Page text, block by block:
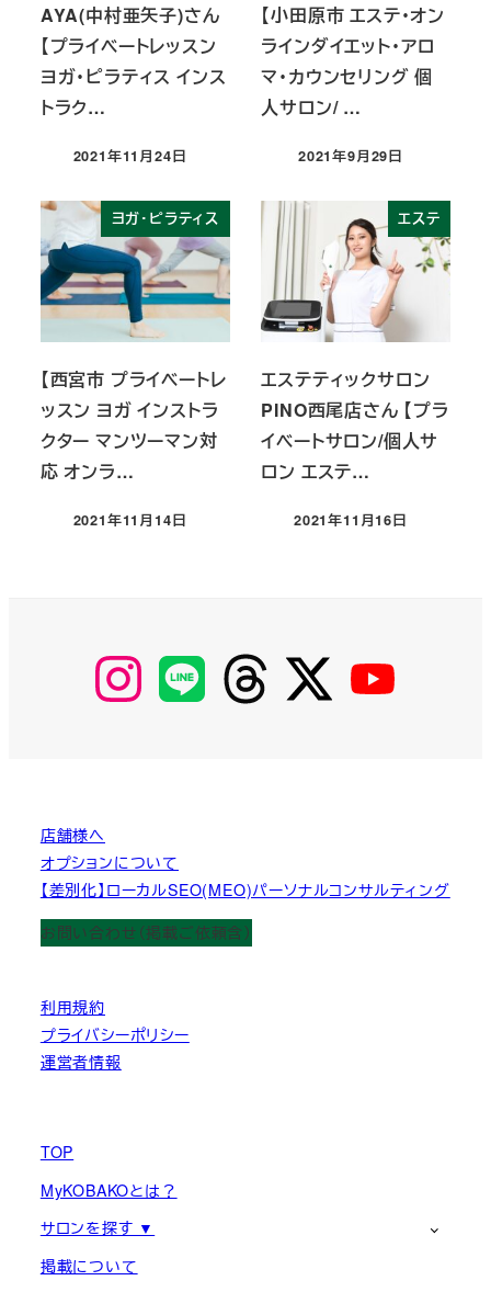
AYA(中村亜矢子)さん
【プライベートレッスン
ヨガ・ピラティス インス
トラク…
投稿日
2021年11月24日
【小田原市 エステ・オン
ラインダイエット・アロ
マ・カウンセリング 個
人サロン/ …
投稿日
2021年9月29日
ヨガ・ピラティス
【西宮市 プライベートレ
ッスン ヨガ インストラ
クター マンツーマン対
応 オンラ…
投稿日
2021年11月14日
エステ
エステティックサロン
PINO西尾店さん 【プラ
イベートサロン/個人サ
ロン エステ…
投稿日
2021年11月16日
【Instagram】
MyKOBAKO
【LINE】 【threads】 【Twitter】
店舗様へ
オプションについて
【差別化】ローカルSEO(MEO)パーソナルコンサルティング
お問い合わせ（掲載ご依頼含）
利用規約
プライバシーポリシー
運営者情報
TOP
MyKOBAKOとは？
サロンを探す ▼
掲載について